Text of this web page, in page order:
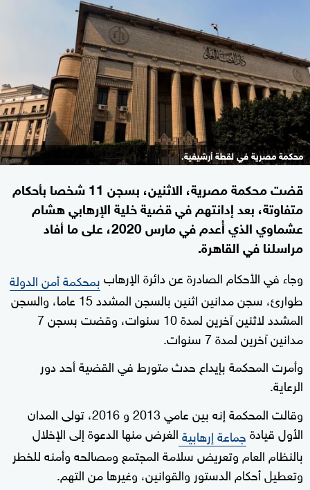
محكمة مصرية في لقطة أرشيفية.
قضت محكمة مصرية، الاثنين، بسجن 11 شخصا بأحكام
متفاوتة، بعد إدانتهم في قضية خلية الإرهابي هشام
عشماوي الذي أُعدم في مارس 2020، على ما أفاد
مراسلنا في القاهرة.
وجاء في الأحكام الصادرة عن دائرة الإرهاببمحكمة أمن الدولة
طوارئ، سجن مدانين اثنين بالسجن المشدد 15 عاما، والسجن
المشدد لاثنين آخرين لمدة 10 سنوات، وقضت بسجن 7
مدانين آخرين لمدة 7 سنوات.
وأمرت المحكمة بإيداع حدث متورط في القضية أحد دور
الرعاية.
وقالت المحكمة إنه بين عامي 2013 و 2016، تولى المدان
الأول قيادةجماعة إرهابيةالغرض منها الدعوة إلى الإخلال
بالنظام العام وتعريض سلامة المجتمع ومصالحه وأمنه للخطر
وتعطيل أحكام الدستور والقوانين، وغيرها من التهم.